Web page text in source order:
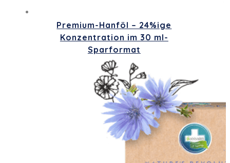
Premium-Hanföl – 24%ige
Konzentration im 30 ml-
Sparformat